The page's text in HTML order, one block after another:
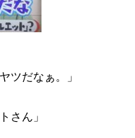
ツだなぁ。」
さん」